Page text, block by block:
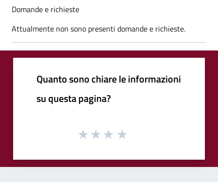
Domande e richieste
Attualmente non sono presenti domande e richieste.
Quanto sono chiare le informazioni
su questa pagina?